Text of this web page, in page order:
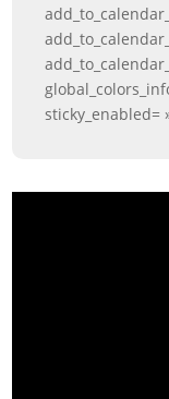
sticky_enabled=